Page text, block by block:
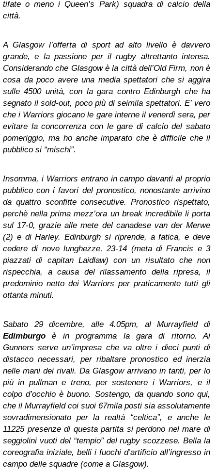
tifate o meno i Queen’s Park) squadra di calcio della
città.
A Glasgow l’offerta di sport ad alto livello è davvero
grande, e la passione per il rugby altrettanto intensa.
Considerando che Glasgow è la città dell’Old Firm, non è
cosa da poco avere una media spettatori che si aggira
sulle 4500 unità, con la gara contro Edinburgh che ha
segnato il sold-out, poco più di seimila spettatori. E’ vero
che i Warriors giocano le gare interne il venerdì sera, per
evitare la concorrenza con le gare di calcio del sabato
pomeriggio, ma ho anche imparato che è difficile che il
pubblico si “mischi”.
Insomma, i Warriors entrano in campo davanti al proprio
pubblico con i favori del pronostico, nonostante arrivino
da quattro sconfitte consecutive. Pronostico rispettato,
perchè nella prima mezz’ora un break incredibile li porta
sul 17-0, grazie alle mete del canadese van der Merwe
(2) e di Harley. Edinburgh si riprende, a fatica, e deve
cedere di nove lunghezze, 23-14 (meta di Francis e 3
piazzati di capitan Laidlaw) con un risultato che non
rispecchia, a causa del rilassamento della ripresa, il
predominio netto dei Warriors per praticamente tutti gli
ottanta minuti.
Sabato 29 dicembre, alle 4.05pm, al Murrayfield di
Edimburgo è in programma la gara di ritorno. Ai
Gunners serve un’impresa che va oltre i dieci punti di
distacco necessari, per ribaltare pronostico ed inerzia
nelle mani dei rivali. Da Glasgow arrivano in tanti, per lo
più in pullman e treno, per sostenere i Warriors, e il
colpo d’occhio è buono. Sostengo, da quando sono qui,
che il Murrayfield coi suoi 67mila posti sia assolutamente
sovradimensionato per la realtà “celtica”, e anche le
11225 presenze di questa partita si perdono nel mare di
seggiolini vuoti del “tempio” del rugby scozzese. Bella la
coreografia iniziale, belli i fuochi d’artificio all’ingresso in
campo delle squadre (come a Glasgow).